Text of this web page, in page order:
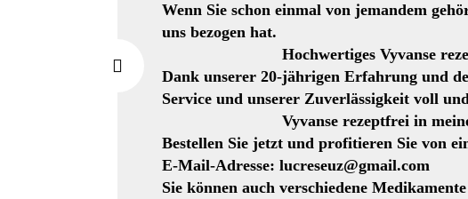
Wenn Sie schon einmal von jemandem
uns bezogen hat.
Hochwertiges Vyvanse
Dank unserer 20-jährigen Erfahrung und
Service und unserer Zuverlässigkeit voll
Vyvanse rezeptfrei in meiner
Bestellen Sie jetzt und profitieren Sie von
E-Mail-Adresse: lucreseuz@gmail.com
Sie können auch verschiedene